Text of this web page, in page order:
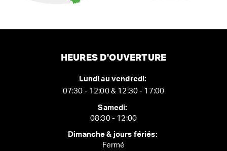
HEURES D'OUVERTURE
Lundi au vendredi:
07:30 - 12:00 & 12:30 - 17:00
Samedi:
08:30 - 12:00
Dimanche & jours fériés:
Fermé